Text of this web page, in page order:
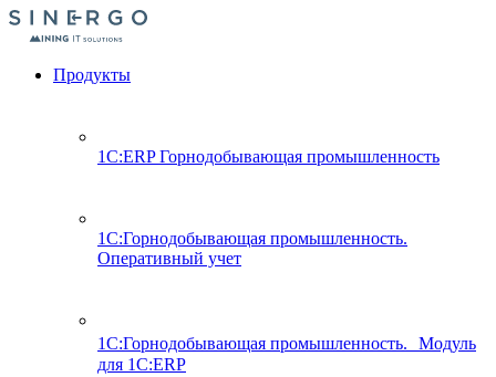
Продукты
1С:ERP Горнодобывающая промышленность
1С:Горнодобывающая промышленность.
Оперативный учет
1С:Горнодобывающая промышленность. Модуль
для 1С:ERP